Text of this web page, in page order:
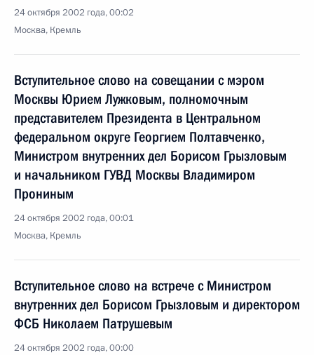
24 октября 2002 года, 00:02
Москва, Кремль
Вступительное слово на совещании с мэром
Москвы Юрием Лужковым, полномочным
представителем Президента в Центральном
федеральном округе Георгием Полтавченко,
Министром внутренних дел Борисом Грызловым
и начальником ГУВД Москвы Владимиром
Прониным
24 октября 2002 года, 00:01
Москва, Кремль
Вступительное слово на встрече с Министром
внутренних дел Борисом Грызловым и директором
ФСБ Николаем Патрушевым
24 октября 2002 года, 00:00